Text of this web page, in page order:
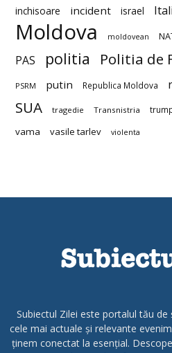
inchisoare incident israel
Moldova moldovean
PAS politia Politia de
PSRM putin Republica Moldova
SUA tragedie Transnistria
vama vasile tarlev violenta
Subiectul Zilei este portalul tău
cele mai actuale și relevante
ținem conectat la esențial.